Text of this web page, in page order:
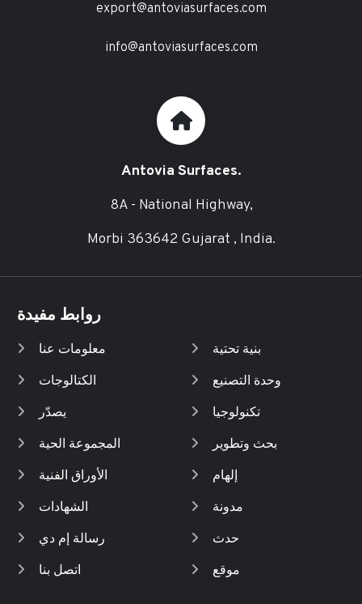
export@antoviasurfaces.com
info@antoviasurfaces.com
Antovia Surfaces.
8A - National Highway,
Morbi 363642 Gujarat , India.
روابط مفيدة
معلومات عنا
الكتالوجات
يصدّر
المجموعة الحية
الأوراق الفنية
الشهادات
رسالة إم دي
اتصل بنا
بنية تحتية
وحدة التصنيع
تكنولوجيا
بحث وتطوير
إلهام
مدونة
حدث
موقع